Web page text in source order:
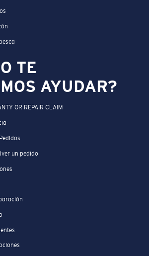
TE
AYUDAR?
OR REPAIR CLAIM
un pedido